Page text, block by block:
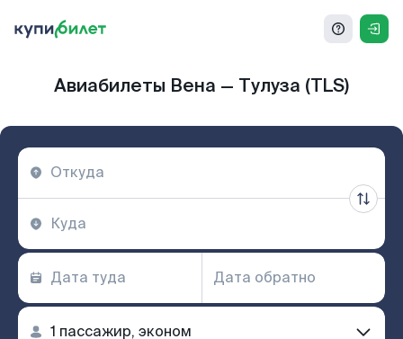
Авиабилеты Вена — Тулуза (TLS)